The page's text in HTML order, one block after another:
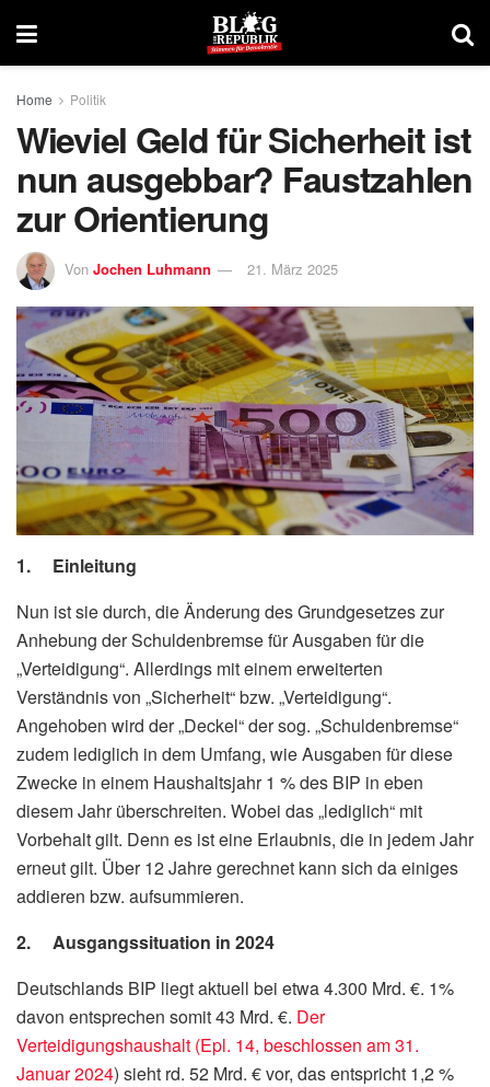
Home Politik
Wieviel Geld für Sicherheit ist
nun ausgebbar? Faustzahlen
zur Orientierung
Von Jochen Luhmann 21. März 2025
1. Einleitung
Nun ist sie durch, die Änderung des Grundgesetzes zur
Anhebung der Schuldenbremse für Ausgaben für die
„Verteidigung“. Allerdings mit einem erweiterten
Verständnis von „Sicherheit“ bzw. „Verteidigung“.
Angehoben wird der „Deckel“ der sog. „Schuldenbremse“
zudem lediglich in dem Umfang, wie Ausgaben für diese
Zwecke in einem Haushaltsjahr 1 % des BIP in eben
diesem Jahr überschreiten. Wobei das „lediglich“ mit
Vorbehalt gilt. Denn es ist eine Erlaubnis, die in jedem Jahr
erneut gilt. Über 12 Jahre gerechnet kann sich da einiges
addieren bzw. aufsummieren.
2. Ausgangssituation in 2024
Deutschlands BIP liegt aktuell bei etwa 4.300 Mrd. €. 1%
davon entsprechen somit 43 Mrd. €. Der
Verteidigungshaushalt (Epl. 14, beschlossen am 31.
Januar 2024) sieht rd. 52 Mrd. € vor, das entspricht 1,2 %